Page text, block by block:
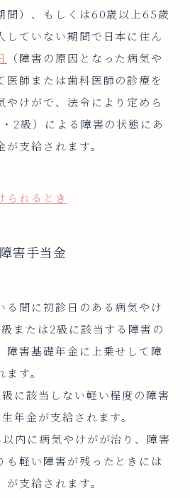
間）、もしくは60歳以上65歳
していない期間で日本に住ん
（障害の原因となった病気や
医師または歯科医師の診療を
やけがで、法令により定めら
・2級）による障害の状態にあ
支給されます。
られるとき
害手当金
る間に初診日のある病気やけ
または2級に該当する障害の
障害基礎年金に上乗せして障
す。
に該当しない軽い程度の障害
年金が支給されます。
内に病気やけがが治り、障害
も軽い障害が残ったときには
支給されます。